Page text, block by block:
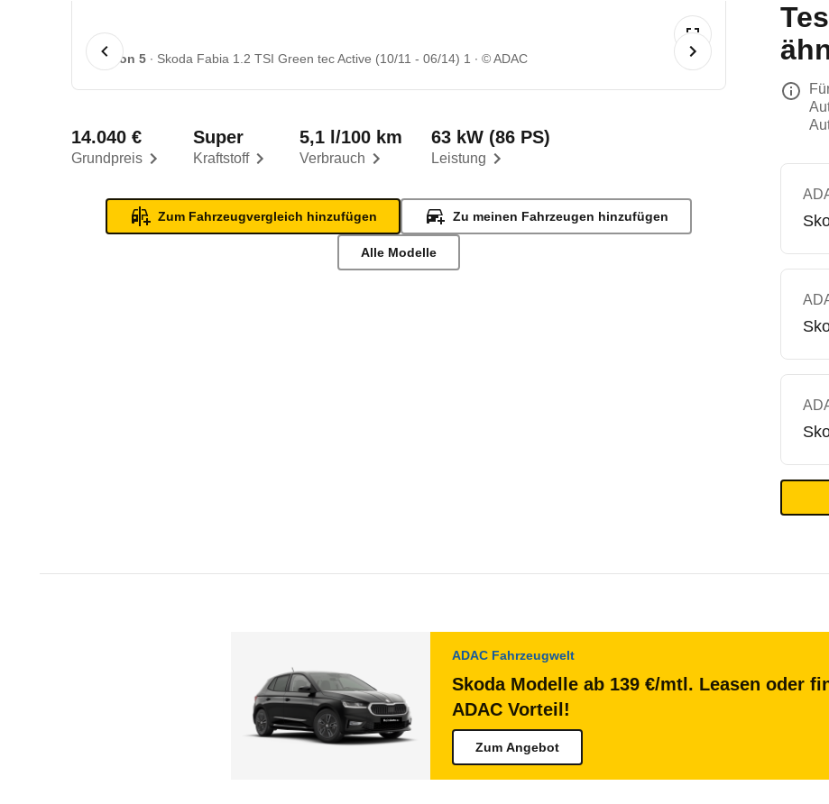
1 von 5 Skoda Fabia 1.2 TSI Green tec Active (10/11 - 06/14) 1 © ADAC
Grundpreis
14.040 €
Kraftstoff
Super
Verbrauch
5,1 l/100 km
Leistung
63 kW (86 PS)
Zum Fahrzeugvergleich hinzufügen Zu meinen Fahrzeugen hinzufügen
Alle Modelle
ADAC Fahrzeugwelt
Skoda Modelle ab 139 €/mtl. Leasen oder
ADAC Vorteil!
Zum Angebot